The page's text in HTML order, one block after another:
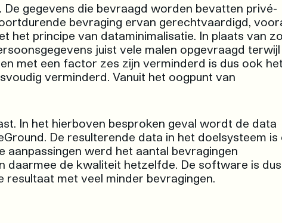
gegevens die bevraagd worden bevatten privé-
bevraging ervan gerechtvaardigd,
het principe van dataminimalisatie. In plaats van zo
juist vele malen opgevraagd
met een factor zes zijn verminderd is dus ook het
verminderd. Vanuit het oogpunt van
In het hierboven besproken geval wordt de data
De resulterende data in het doelsysteem is
werd het aantal bevragingen
daarmee de kwaliteit hetzelfde. De software is dus
met veel minder bevragingen.